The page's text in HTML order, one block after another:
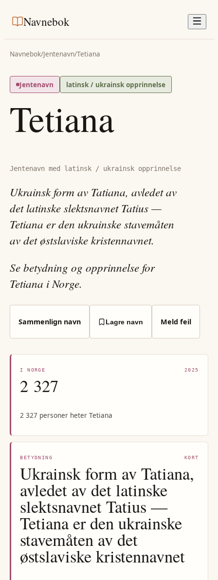
Navnebok
Navnebok/Jentenavn/Tetiana
Jentenavn latinsk / ukrainsk opprinnelse
Tetiana
Jentenavn med latinsk / ukrainsk opprinnelse
Ukrainsk form av Tatiana, avledet av
det latinske slektsnavnet Tatius —
Tetiana er den ukrainske stavemåten
av det østslaviske kristennavnet.
Se betydning og opprinnelse for
Tetiana i Norge.
Sammenlign navn Lagre navn Meld feil
I NORGE 2025
2 327
2 327 personer heter Tetiana
BETYDNING KORT
Ukrainsk form av Tatiana,
avledet av det latinske
slektsnavnet Tatius —
Tetiana er den ukrainske
stavemåten av det
østslaviske kristennavnet